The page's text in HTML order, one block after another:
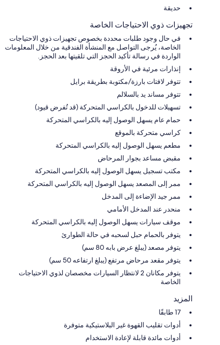
حديقة
تجهيزات ذوي الاحتياجات الخاصة
في حال وجود طلبات محددة بخصوص تجهيزات ذوي الاحتياجات
الخاصة، يُرجى التواصل مع المنشأة الفندقية من خلال المعلومات
الواردة في رسالة تأكيد الحجز التي تلقيتها بعد الحجز.
إنذارات مرئية في الأروقة
تتوفر لافتات بارزة/مكتوبة بطريقة برايل
تتوفر مساند يد بالسلالم
تسهيلات للدخول بالكراسي المتحركة (قد تُفرض قيود)
حمام عام يسهل الوصول إليه بالكراسي المتحركة
كراسي متحركة بالموقع
مطعم يسهل الوصول إليه بالكراسي المتحركة
مقبض مساعد بجوار المرحاض
مكتب تسجيل يسهل الوصول إليه بالكراسي المتحركة
ممر إلى المصعد يسهل الوصول إليه بالكراسي المتحركة
ممر جيد الإضاءة إلى المدخل
منحدر عند المدخل الأمامي
موقف سيارات يسهل الوصول إليه بالكراسي المتحركة
يتوفر بالحمام حبل لسحبه في حالة الطوارئ
يتوفر مصعد (يبلغ عرض بابه 80 سم)
يتوفر مقعد مرحاض مرتفع (يبلغ ارتفاعه 50 سم)
يتوفر مكانان 2 لانتظار السيارات مخصصان لذوي الاحتياجات
الخاصة
المزيد
17 طابقًا
أدوات تقليب القهوة غير البلاستيكية متوفرة
أدوات مائدة قابلة لإعادة الاستخدام